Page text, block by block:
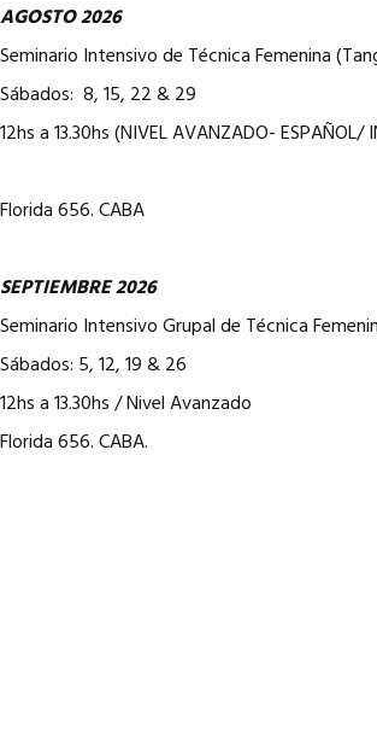
AGOSTO 2026
Seminario Intensivo de Técnica Femenina
Sábados: 8, 15, 22 & 29
12hs a 13.30hs (NIVEL AVANZADO- ESPAÑOL/
Florida 656. CABA
SEPTIEMBRE 2026
Seminario Intensivo Grupal de Técnica
Sábados: 5, 12, 19 & 26
12hs a 13.30hs / Nivel Avanzado
Florida 656. CABA.